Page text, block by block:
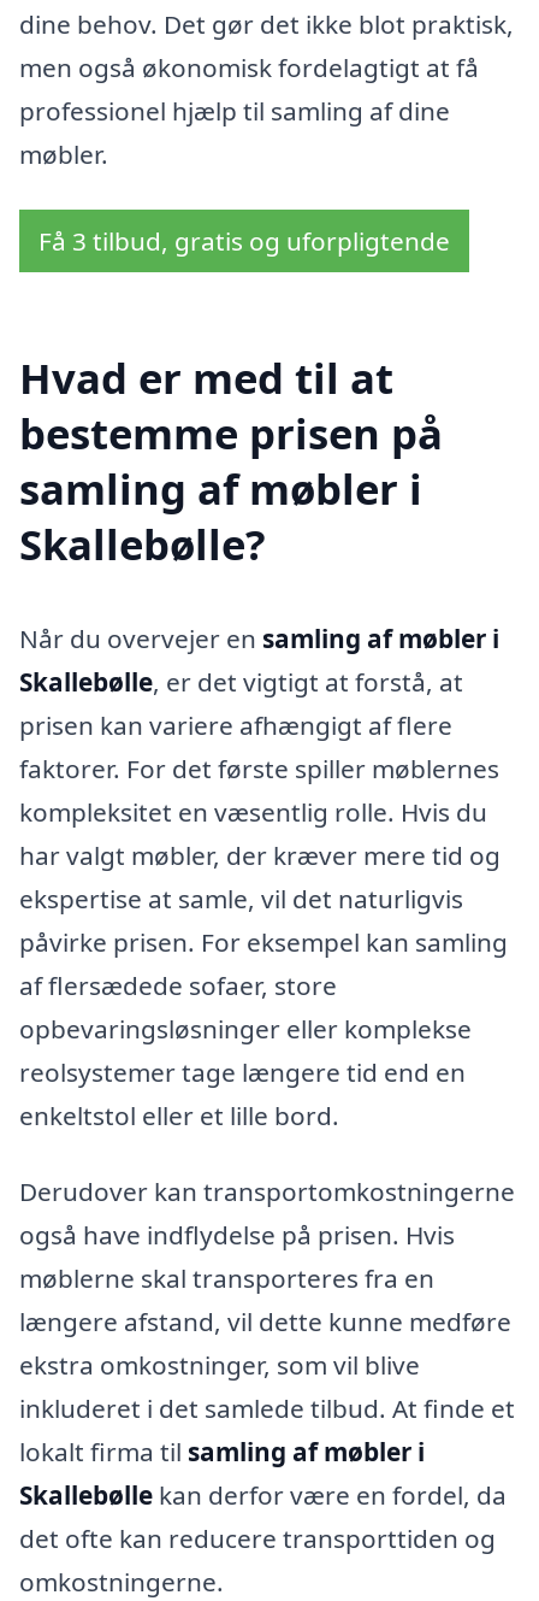
dine behov. Det gør det ikke blot praktisk,
men også økonomisk fordelagtigt at få
professionel hjælp til samling af dine
møbler.
Få 3 tilbud, gratis og uforpligtende
Hvad er med til at
bestemme prisen på
samling af møbler i
Skallebølle?
Når du overvejer en samling af møbler i
Skallebølle, er det vigtigt at forstå, at
prisen kan variere afhængigt af flere
faktorer. For det første spiller møblernes
kompleksitet en væsentlig rolle. Hvis du
har valgt møbler, der kræver mere tid og
ekspertise at samle, vil det naturligvis
påvirke prisen. For eksempel kan samling
af flersædede sofaer, store
opbevaringsløsninger eller komplekse
reolsystemer tage længere tid end en
enkeltstol eller et lille bord.
Derudover kan transportomkostningerne
også have indflydelse på prisen. Hvis
møblerne skal transporteres fra en
længere afstand, vil dette kunne medføre
ekstra omkostninger, som vil blive
inkluderet i det samlede tilbud. At finde et
lokalt firma til samling af møbler i
Skallebølle kan derfor være en fordel, da
det ofte kan reducere transporttiden og
omkostningerne.